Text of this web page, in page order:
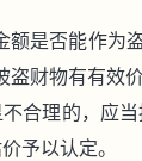
额是否能作为
盗财物有有效
合理的，应
予以认定。